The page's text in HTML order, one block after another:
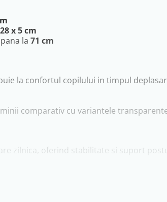
x 5 cm
la 71 cm
la confortul copilului in timpul
comparativ cu variantele
zilnica, oferind stabilitate si suport